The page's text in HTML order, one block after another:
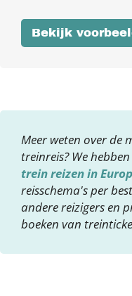
Bekijk
Meer weten over de
treinreis? We
trein reizen in
reisschema's per
andere reizigers en
boeken van